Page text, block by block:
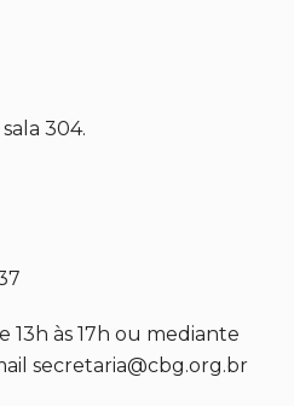
304.
13h às 17h ou mediante
secretaria@cbg.org.br